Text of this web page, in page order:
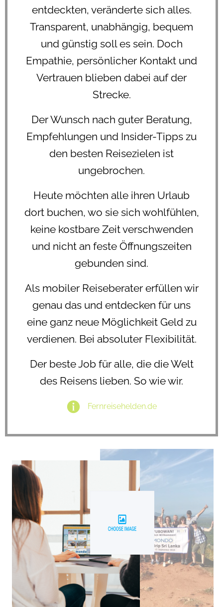
entdeckten, veränderte sich alles.
Transparent, unabhängig, bequem
und günstig soll es sein. Doch
Empathie, persönlicher Kontakt und
Vertrauen blieben dabei auf der
Strecke.
Der Wunsch nach guter Beratung,
Empfehlungen und Insider-Tipps zu
den besten Reisezielen ist
ungebrochen.
Heute möchten alle ihren Urlaub
dort buchen, wo sie sich wohlfühlen,
keine kostbare Zeit verschwenden
und nicht an feste Öffnungszeiten
gebunden sind.
Als mobiler Reiseberater erfüllen wir
genau das und entdecken für uns
eine ganz neue Möglichkeit Geld zu
verdienen. Bei absoluter Flexibilität.
Der beste Job für alle, die die Welt
des Reisens lieben. So wie wir.
Fernreisehelden.de